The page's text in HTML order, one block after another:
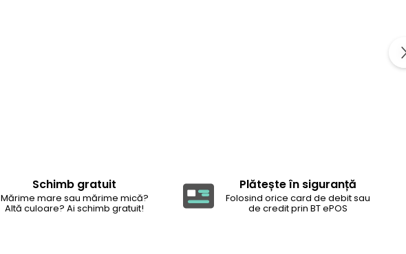
Schimb gratuit
Mărime mare sau mărime mică?
Altă culoare? Ai schimb gratuit!
Plătește în siguranță
Folosind orice card de debit sau
de credit prin BT ePOS